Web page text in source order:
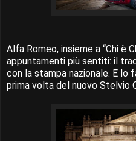
Alfa Romeo, insieme a “Chi è
appuntamenti più sentiti: il
con la stampa nazionale. E lo
prima volta del nuovo Stelvio